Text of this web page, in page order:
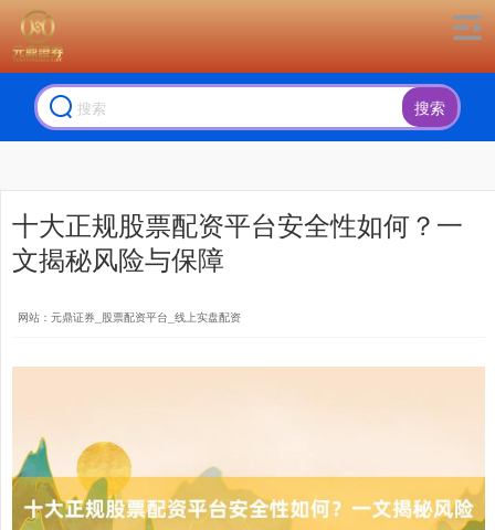
搜索
十大正规股票配资平台安全性如何？一
文揭秘风险与保障
网站：元鼎证券_股票配资平台_线上实盘配资